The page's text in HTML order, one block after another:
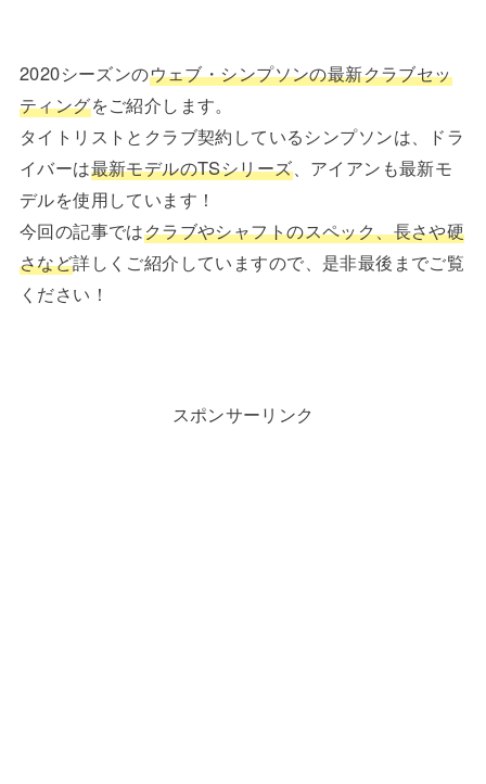
2020シーズンのウェブ・シンプソンの最新クラブセッ
ティングをご紹介します。
タイトリストとクラブ契約しているシンプソンは、ドラ
イバーは最新モデルのTSシリーズ、アイアンも最新モ
デルを使用しています！
今回の記事ではクラブやシャフトのスペック、長さや硬
さなど詳しくご紹介していますので、是非最後までご覧
ください！
スポンサーリンク